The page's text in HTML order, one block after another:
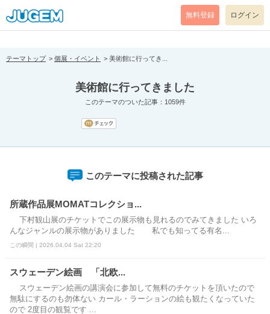
[pear_error: message="Success" code=0 mode=return level=notice
prefix="" info=""]
無料登録 ログイン
テーマトップ 個展・イベント 美術館に行ってき...
美術館に行ってきました
このテーマのついた記事：1059件
このテーマに投稿された記事
所蔵作品展MOMATコレクショ...
下村観山展のチケットでこの展示物も見れるのでみてきました いろ
んなジャンルの展示物がありました 私でも知ってる有名...
この瞬間 | 2026.04.04 Sat 22:20
スウェーデン絵画 「北欧...
スウェーデン絵画の講演会に参加して無料のチケットを頂いたので
無駄にするのも勿体ない カール・ラーションの絵も観たくなっていた
ので 2度目の観覧です ...